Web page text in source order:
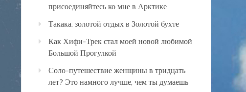
присоединяйтесь ко мне в Арктике
Такака: золотой отдых в Золотой бухте
Как Хифи-Трек стал моей новой любимой
Большой Прогулкой
Соло-путешествие женщины в тридцать
лет? Это намного лучше, чем ты думаешь